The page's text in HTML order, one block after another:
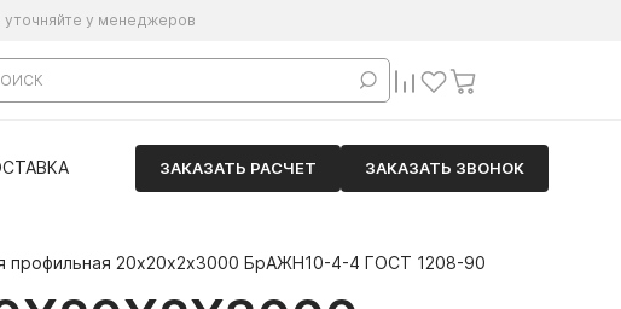
уточняйте у менеджеров
ЗАКАЗАТЬ РАСЧЕТ ЗАКАЗАТЬ ЗВОНОК
профильная 20х20х2х3000 БрАЖН10-4-4 ГОСТ 1208-90